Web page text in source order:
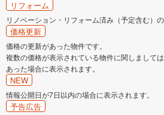
リフォーム
リノベーション・リフォーム済み（予定含む）
価格更新
価格の更新があった物件です。
複数の価格が表示されている物件に関しまして
あった場合に表示されます。
NEW
情報公開日が7日以内の場合に表示されます。
予告広告